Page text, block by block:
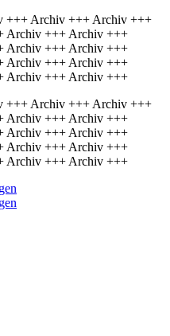
+++ Archiv +++ Archiv +++
Archiv +++ Archiv +++
Archiv +++ Archiv +++
Archiv +++ Archiv +++
Archiv +++ Archiv +++
+++ Archiv +++ Archiv +++
Archiv +++ Archiv +++
Archiv +++ Archiv +++
Archiv +++ Archiv +++
Archiv +++ Archiv +++